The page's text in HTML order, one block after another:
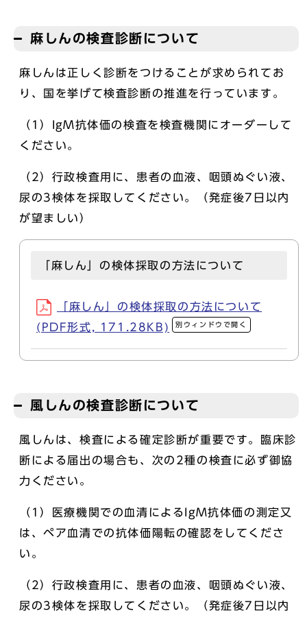
麻しんの検査診断について
麻しんは正しく診断をつけることが求められてお
り、国を挙げて検査診断の推進を行っています。
（1）IgM抗体価の検査を検査機関にオーダーして
ください。
（2）行政検査用に、患者の血液、咽頭ぬぐい液、
尿の3検体を採取してください。（発症後7日以内
が望ましい）
「麻しん」の検体採取の方法について
「麻しん」の検体採取の方法について
(PDF形式, 171.28KB)
別ウィンドウで開く
風しんの検査診断について
風しんは、検査による確定診断が重要です。臨床診
断による届出の場合も、次の2種の検査に必ず御協
力ください。
（1）医療機関での血清によるIgM抗体価の測定又
は、ペア血清での抗体価陽転の確認をしてくださ
い。
（2）行政検査用に、患者の血液、咽頭ぬぐい液、
尿の3検体を採取してください。（発症後7日以内